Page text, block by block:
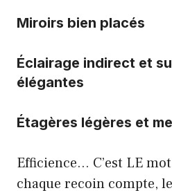
Miroirs bien placés
Éclairage indirect et
élégantes
Étagères légères et
Efficience… C’est LE
chaque recoin compte,